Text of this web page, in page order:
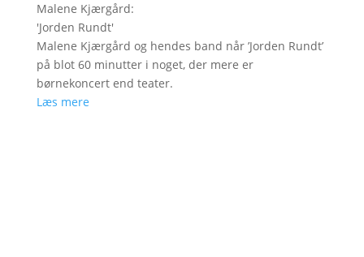
Malene Kjærgård:
'Jorden Rundt'
Malene Kjærgård og hendes band når ’Jorden Rundt’
på blot 60 minutter i noget, der mere er
børnekoncert end teater.
Læs mere